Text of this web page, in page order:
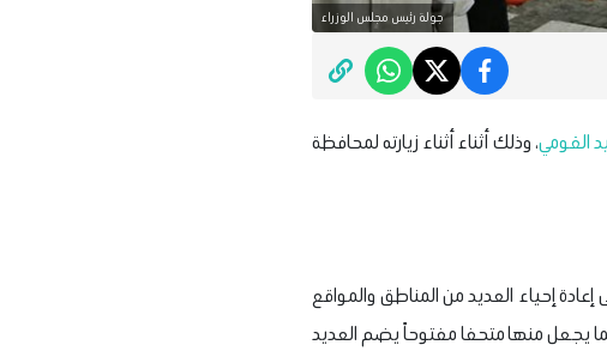
جولة رئيس مجلس الوزراء
القومي، وذلك أثناء أثناء زيارته لمحافظة
إحياء العديد من المناطق والمواقع
مما يجعل منها متحفا مفتوحاً يضم العديد